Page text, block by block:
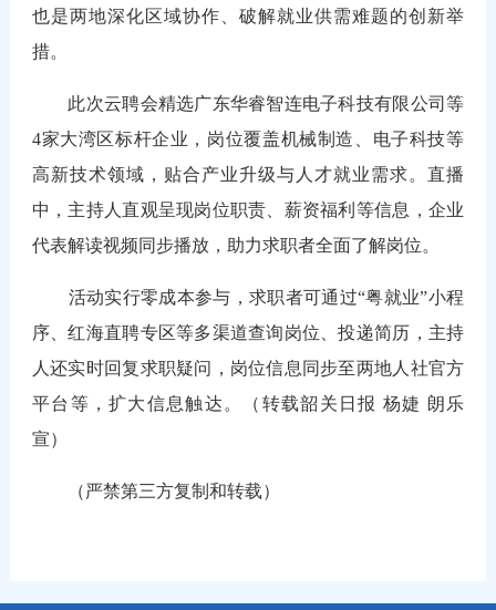
也是两地深化区域协作、破解就业供需难题的创新举
措。
此次云聘会精选广东华睿智连电子科技有限公司等
4家大湾区标杆企业，岗位覆盖机械制造、电子科技等
高新技术领域，贴合产业升级与人才就业需求。直播
中，主持人直观呈现岗位职责、薪资福利等信息，企业
代表解读视频同步播放，助力求职者全面了解岗位。
活动实行零成本参与，求职者可通过“粤就业”小程
序、红海直聘专区等多渠道查询岗位、投递简历，主持
人还实时回复求职疑问，岗位信息同步至两地人社官方
平台等，扩大信息触达。（转载韶关日报 杨婕 朗乐
宣）
（严禁第三方复制和转载）